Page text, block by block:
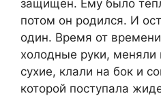
защищен. Ему было
потом он родился. И
один. Время от
холодные руки,
сухие, клали на бок и
которой поступала